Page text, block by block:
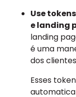
Use
e landing
landing
é uma
dos
Esses